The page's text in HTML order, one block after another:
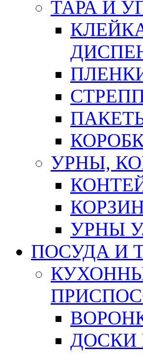
ТАРА И
УРНЫ,
УРНЫ
ПОСУДА И
ДОСКИ